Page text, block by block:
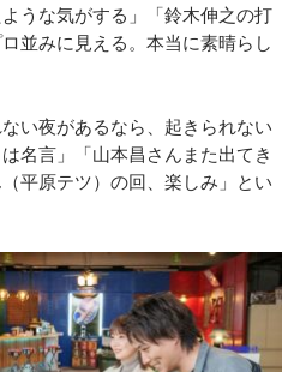
うな気がする」「鈴木伸之の打
並みに見える。本当に素晴らし
い夜があるなら、起きられない
名言」「山本昌さんまた出てき
平原テツ）の回、楽しみ」とい